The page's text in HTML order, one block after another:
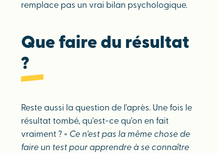
remplace pas un vrai bilan psychologique.
Que faire du résultat
?
Reste aussi la question de l'après. Une fois le
résultat tombé, qu'est-ce qu'on en fait
vraiment ? « Ce n'est pas la même chose de
faire un test pour apprendre à se connaître